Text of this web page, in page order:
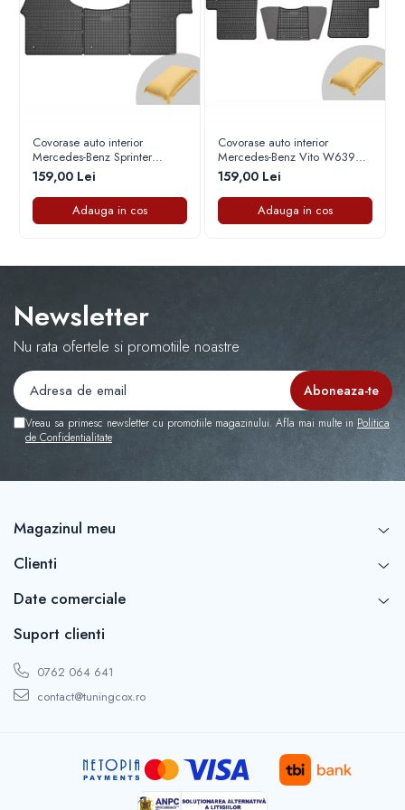
Capace r16 Toyota
Capace r16 Volvo
Capace r16 VW
Capace roti marimea 12'
Covorase auto interior
Mercedes-Benz Sprinter
cauciuc 2018-2023
159,00 Lei
Adauga in cos
Covorase auto interior
Mercedes-Benz Vito W639
cauciuc 2010-2014
159,00 Lei
Adauga in cos
Newsletter
Nu rata ofertele si promotiile noastre
Vreau sa primesc newsletter cu promotiile magazinului. Afla mai multe in Politica
de Confidentialitate
Magazinul meu
Clienti
Date comerciale
Suport clienti
0762 064 641
contact@tuningcox.ro